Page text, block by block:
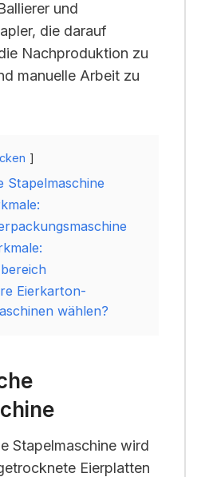
und
die darauf
Nachproduktion zu
manuelle Arbeit zu
Stapelmaschine
Eierkarton-
wählen?
Stapelmaschine wird
Eierplatten